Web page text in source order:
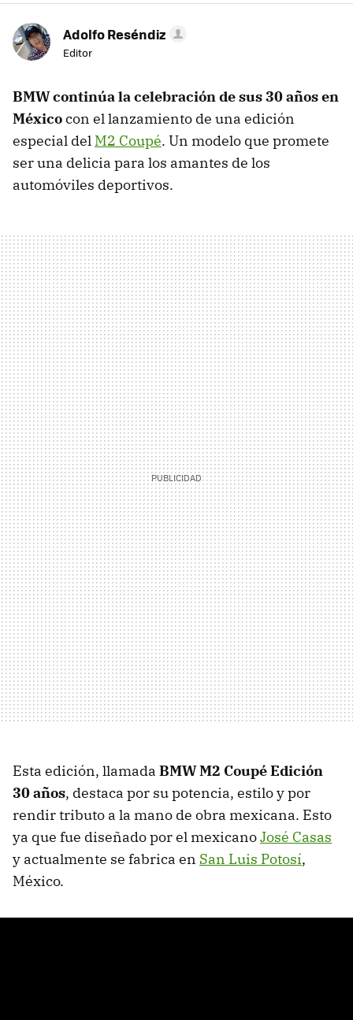
Adolfo Reséndiz
Editor
BMW continúa la celebración de sus 30 años en
Méxicocon el lanzamiento de una edición
especial del M2 Coupé. Un modelo que promete
ser una delicia para los amantes de los
automóviles deportivos.
Esta edición, llamada BMW M2 Coupé Edición
30 años, destaca por su potencia, estilo y por
rendir tributo a la mano de obra mexicana. Esto
ya que fue diseñado por el mexicanoJosé Casas
y actualmente se fabrica en San Luis Potosí,
México.